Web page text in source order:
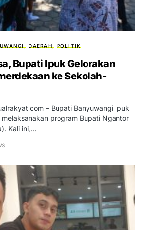
DAERAH POLITIK
Bupati Ipuk Gelorakan
ke Sekolah-
– Bupati Banyuwangi Ipuk
melaksanakan program Bupati Ngantor
Kali ini,…